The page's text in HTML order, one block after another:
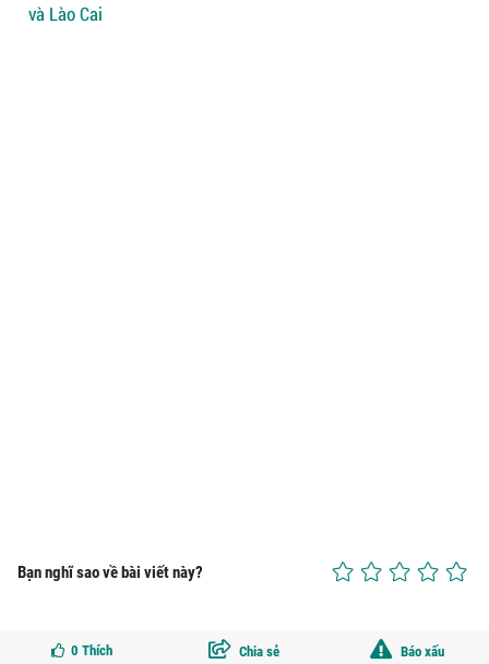
và Lào Cai
Bạn nghĩ sao về bài viết này?
0 Thích Chia sẻ Báo xấu